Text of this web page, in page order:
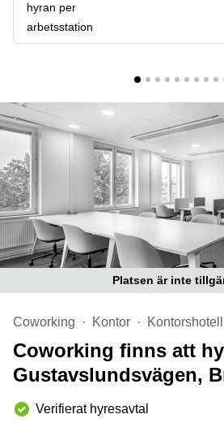
Kontorshotell
Huddinge
Lediga
lokaler
hyran per
arbetsstation
Platsen är inte
Coworking Kontor Kontorshotell
Coworking finns att
Gustavslundsvägen,
Verifierat hyresavtal